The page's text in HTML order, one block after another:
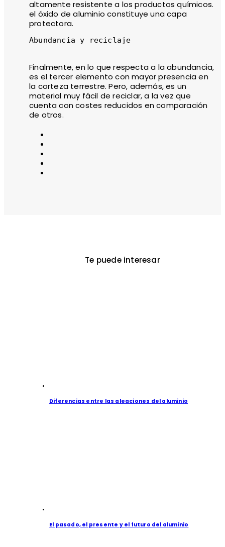
altamente resistente a los productos químicos.
el óxido de aluminio constituye una capa
protectora.
Abundancia y reciclaje
Finalmente, en lo que respecta a la abundancia,
es el tercer elemento con mayor presencia en
la corteza terrestre. Pero, además, es un
material muy fácil de reciclar, a la vez que
cuenta con costes reducidos en comparación
de otros.
Te puede interesar
Diferencias entre las aleaciones del aluminio
El pasado, el presente y el futuro del aluminio